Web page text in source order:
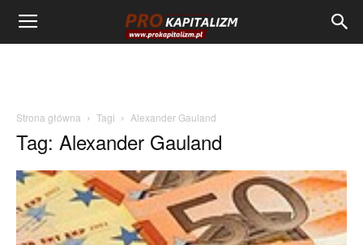
Strona główna Tagi Alexander Gauland
Tag: Alexander Gauland